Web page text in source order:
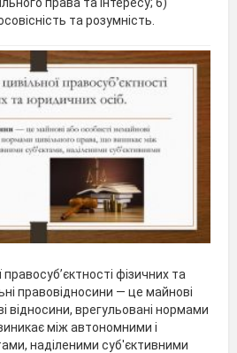
права та інтересу; 6)
та розумність.
фізичних та
правовідносини — це майнові
відносини, врегульовані нормами
між автономними і
наділеними суб'єктивними